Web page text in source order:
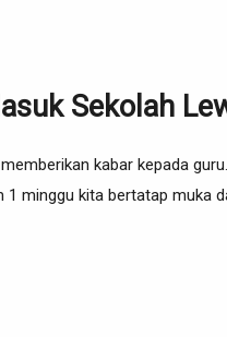
Sekolah
kabar kepada
1 minggu kita bertatap muka